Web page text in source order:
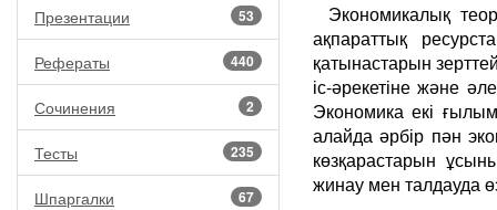
53
Презентации
440
Рефераты
2
Сочинения
235
Тесты
67
Шпаргалки
Экономикалық
ақпараттық
қатынастарын
іс-әрекетіне және
Экономика екі
алайда әрбір пән
көзқарастарын
жинау мен талдауда